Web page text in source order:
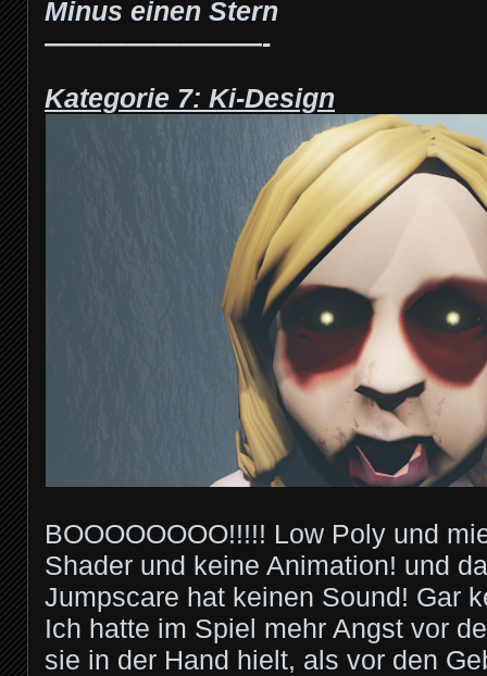
Minus einen Stern
————————-
Kategorie 7: Ki-Design
BOOOOOOOO!!!!! Low Poly und
Shader und keine Animation! und
Jumpscare hat keinen Sound! Gar
Ich hatte im Spiel mehr Angst vor
sie in der Hand hielt, als vor den